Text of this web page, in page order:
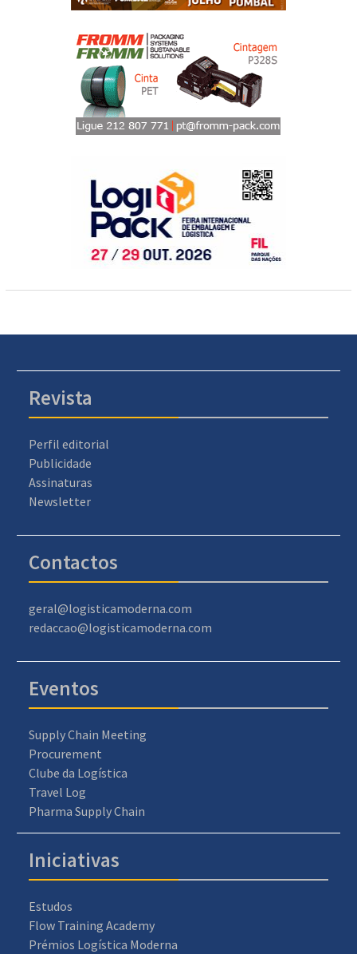
Revista
Perfil editorial
Publicidade
Assinaturas
Newsletter
Contactos
geral@logisticamoderna.com
redaccao@logisticamoderna.com
Eventos
Supply Chain Meeting
Procurement
Clube da Logística
Travel Log
Pharma Supply Chain
Iniciativas
Estudos
Flow Training Academy
Prémios Logística Moderna